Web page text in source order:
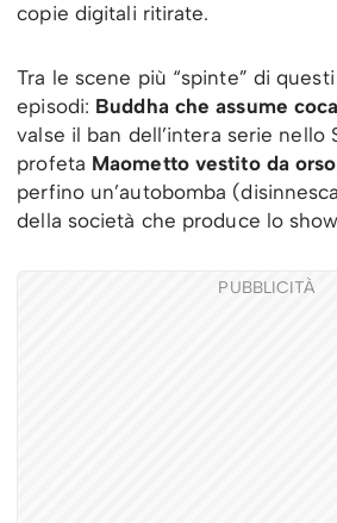
copie digitali ritirate.
Tra le scene più “spinte” di
episodi: Buddha che assume
valse il ban dell’intera serie nello
profeta Maometto vestito da orso
perfino un’autobomba
della società che produce lo
PUBBLICITÀ